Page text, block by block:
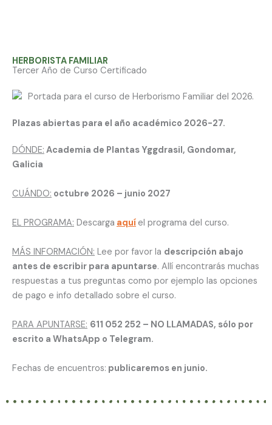
HERBORISTA FAMILIAR
Tercer Año de Curso Certificado
Plazas abiertas para el año académico 2026-27.
DÓNDE: Academia de Plantas Yggdrasil, Gondomar,
Galicia
CUÁNDO: octubre 2026 – junio 2027
EL PROGRAMA: Descarga aquí el programa del curso.
MÁS INFORMACIÓN: Lee por favor la descripción abajo
antes de escribir para apuntarse. Allí encontrarás muchas
respuestas a tus preguntas como por ejemplo las opciones
de pago e info detallado sobre el curso.
PARA APUNTARSE: 611 052 252 – NO LLAMADAS, sólo por
escrito a WhatsApp o Telegram.
Fechas de encuentros: publicaremos en junio.